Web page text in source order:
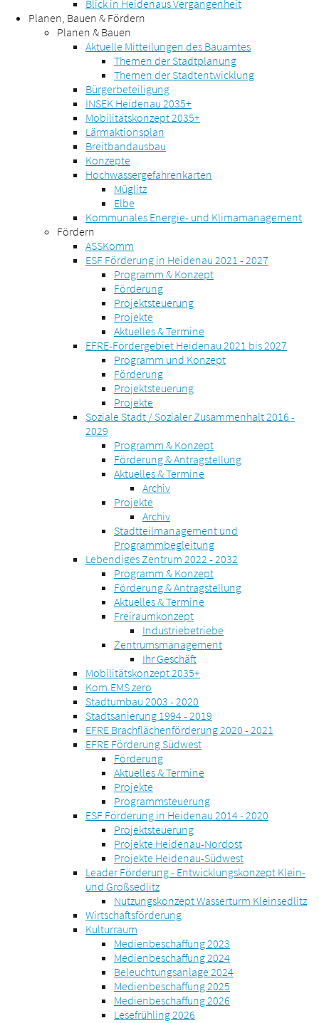
Blick in Heidenaus Vergangenheit
Planen, Bauen & Fördern
Planen & Bauen
Aktuelle Mitteilungen des Bauamtes
Themen der Stadtplanung
Themen der Stadtentwicklung
Bürgerbeteiligung
INSEK Heidenau 2035+
Mobilitätskonzept 2035+
Lärmaktionsplan
Breitbandausbau
Konzepte
Hochwassergefahrenkarten
Müglitz
Elbe
Kommunales Energie- und Klimamanagement
Fördern
ASSKomm
ESF Förderung in Heidenau 2021 - 2027
Programm & Konzept
Förderung
Projektsteuerung
Projekte
Aktuelles & Termine
EFRE-Fördergebiet Heidenau 2021 bis 2027
Programm und Konzept
Förderung
Projektsteuerung
Projekte
Soziale Stadt / Sozialer Zusammenhalt 2016 -
2029
Programm & Konzept
Förderung & Antragstellung
Aktuelles & Termine
Archiv
Projekte
Archiv
Stadtteilmanagement und
Programmbegleitung
Lebendiges Zentrum 2022 - 2032
Programm & Konzept
Förderung & Antragstellung
Aktuelles & Termine
Freiraumkonzept
Industriebetriebe
Zentrumsmanagement
Ihr Geschäft
Mobilitätskonzept 2035+
Kom.EMS zero
Stadtumbau 2003 - 2020
Stadtsanierung 1994 - 2019
EFRE Brachflächenförderung 2020 - 2021
EFRE Förderung Südwest
Förderung
Aktuelles & Termine
Projekte
Programmsteuerung
ESF Förderung in Heidenau 2014 - 2020
Projektsteuerung
Projekte Heidenau-Nordost
Projekte Heidenau-Südwest
Leader Förderung - Entwicklungskonzept Klein-
und Großsedlitz
Nutzungskonzept Wasserturm Kleinsedlitz
Wirtschaftsförderung
Kulturraum
Medienbeschaffung 2023
Medienbeschaffung 2024
Beleuchtungsanlage 2024
Medienbeschaffung 2025
Medienbeschaffung 2026
Lesefrühling 2026